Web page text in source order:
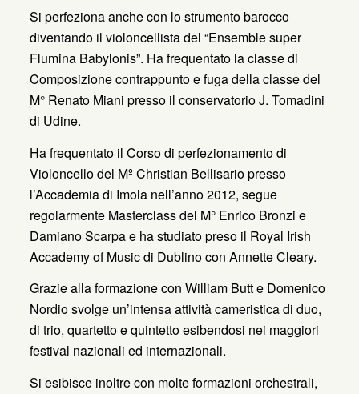
Si perfeziona anche con lo strumento barocco
diventando il violoncellista del “Ensemble super
Flumina Babylonis”. Ha frequentato la classe di
Composizione contrappunto e fuga della classe del
M° Renato Miani presso il conservatorio J. Tomadini
di Udine.
Ha frequentato il Corso di perfezionamento di
Violoncello del Mº Christian Bellisario presso
l’Accademia di Imola nell’anno 2012, segue
regolarmente Masterclass del M° Enrico Bronzi e
Damiano Scarpa e ha studiato preso il Royal Irish
Accademy of Music di Dublino con Annette Cleary.
Grazie alla formazione con William Butt e Domenico
Nordio svolge un’intensa attività cameristica di duo,
di trio, quartetto e quintetto esibendosi nei maggiori
festival nazionali ed internazionali.
Si esibisce inoltre con molte formazioni orchestrali,